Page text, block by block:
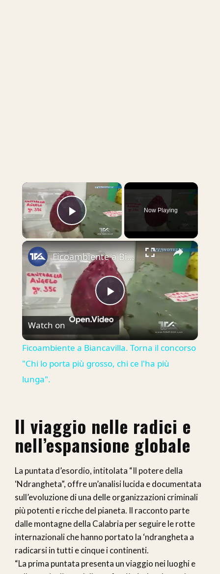
×
Play Video
Now Playing
×
Play
Video
Ficoambiente a Biancavilla. Torna il concorso "Chi lo porta più grosso, chi ce l'ha più lunga".
Watch on
Ficoambiente a Biancavilla. Torna il concorso
"Chi lo porta più grosso, chi ce l'ha più
lunga".
Il viaggio nelle radici e
nell’espansione globale
La puntata d’esordio, intitolata “Il potere della
‘Ndrangheta”, offre un’analisi lucida e documentata
sull’evoluzione di una delle organizzazioni criminali
più potenti e ricche del pianeta. Il racconto parte
dalle montagne della Calabria per seguire le rotte
internazionali che hanno portato la ‘ndrangheta a
radicarsi in tutti e cinque i continenti.
“La prima puntata presenta un viaggio nei luoghi e